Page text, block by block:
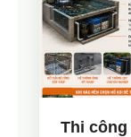
Thi